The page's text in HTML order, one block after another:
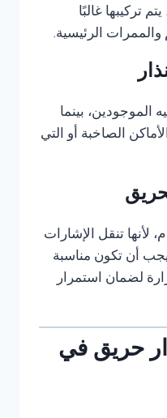
تركيبها غالبًا
الرئيسية.
الموجودين، بينما
الصاخبة أو التي
لأنها تنقل الإشارات
أن تكون مناسبة
لضمان استمرار
حريق في